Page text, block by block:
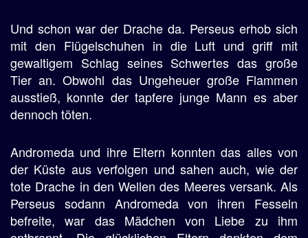
Und schon war der Drache da. Perseus erhob sich
mit den Flügelschuhen in die Luft und griff mit
gewaltigem Schlag seines Schwertes das große
Tier an. Obwohl das Ungeheuer große Flammen
ausstieß, konnte der tapfere junge Mann es aber
dennoch töten.
Andromeda und ihre Eltern konnten das alles von
der Küste aus verfolgen und sahen auch, wie der
tote Drache in den Wellen des Meeres versank. Als
Perseus sodann Andromeda von ihren Fesseln
befreite, war das Mädchen von Liebe zu ihm